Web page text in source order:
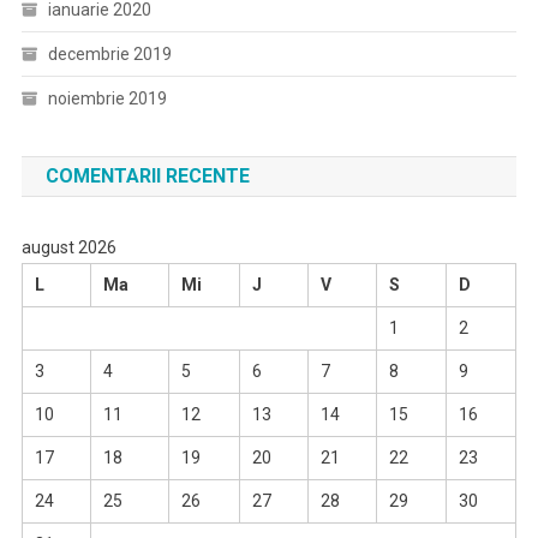
ianuarie 2020
decembrie 2019
noiembrie 2019
COMENTARII RECENTE
august 2026
L
Ma Mi J V S D
1 2
3 4 5 6 7 8 9
10 11 12 13 14 15 16
17 18 19 20 21 22 23
24 25 26 27 28 29 30